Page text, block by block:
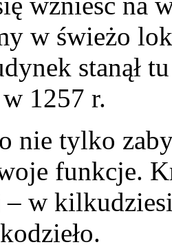
w świeżo
stanął
1257 r.
nie tylko
funkcje.
– w